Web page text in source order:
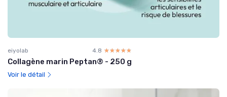
eiyolab 4.8 ☆☆☆☆☆
★★★★★
Collagène marin Peptan® - 250 g
Voir le détail